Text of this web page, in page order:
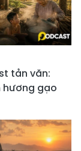
tản văn:
hương gạo